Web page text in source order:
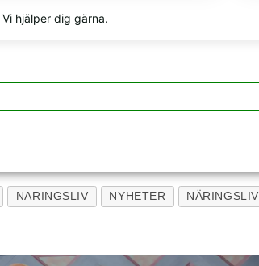
Vi hjälper dig gärna.
NARINGSLIV NYHETER NÄRINGSLIV